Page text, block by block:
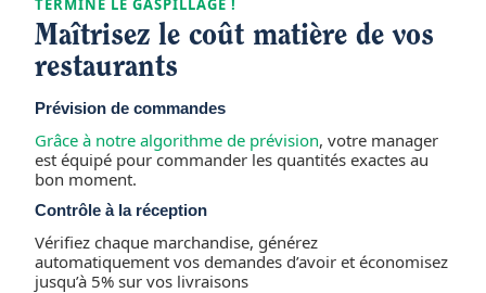
TERMINÉ LE GASPILLAGE !
Maîtrisez le coût matière de vos
restaurants
Prévision de commandes
Grâce à notre algorithme de prévision, votre manager
est équipé pour commander les quantités exactes au
bon moment.
Contrôle à la réception
Vérifiez chaque marchandise, générez
automatiquement vos demandes d’avoir et économisez
jusqu’à 5% sur vos livraisons